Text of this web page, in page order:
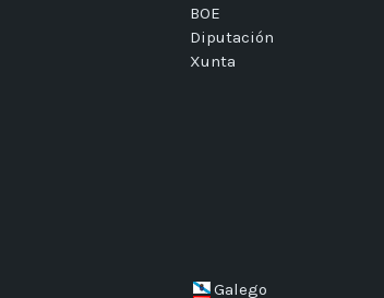
BOE
Diputación
Xunta
Galego